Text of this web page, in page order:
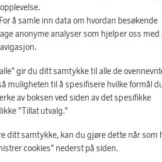
å samle inn data om hvordan besøkende
anonyme analyser som hjelper oss med
gir du ditt samtykke til alle de
muligheten til å spesifisere hvilke formål
av boksen ved siden av det spesifikke
"Tillat utvalg."
ditt samtykke, kan du gjøre dette når som
cookies" nederst på siden.
Personvernpolicy
Administrer
cookies
System-Denmark-Norway-Sweden, org.nr
195 87 Stockholm
NO-0213 Oslo).
Loyalty Solutions AS. Alle rettigheter